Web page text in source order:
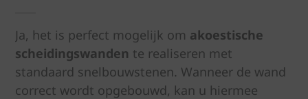
Ja, het is perfect mogelijk om akoestische
scheidingswanden te realiseren met
standaard snelbouwstenen. Wanneer de wand
correct wordt opgebouwd, kan u hiermee